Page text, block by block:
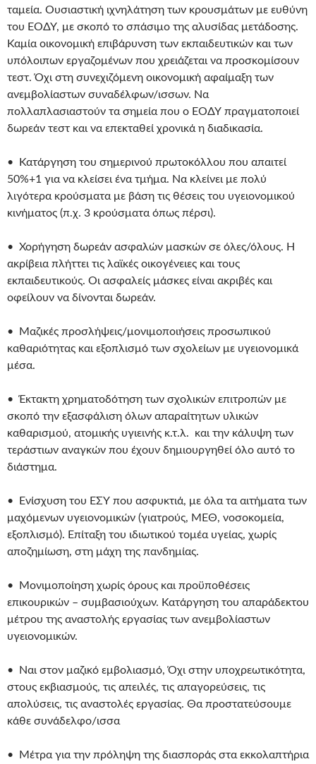
ταμεία. Ουσιαστική ιχνηλάτηση των κρουσμάτων με ευθύνη
του ΕΟΔΥ, με σκοπό το σπάσιμο της αλυσίδας μετάδοσης.
Καμία οικονομική επιβάρυνση των εκπαιδευτικών και των
υπόλοιπων εργαζομένων που χρειάζεται να προσκομίσουν
τεστ. Όχι στη συνεχιζόμενη οικονομική αφαίμαξη των
ανεμβολίαστων συναδέλφων/ισσων. Να
πολλαπλασιαστούν τα σημεία που ο ΕΟΔΥ πραγματοποιεί
δωρεάν τεστ και να επεκταθεί χρονικά η διαδικασία.
• Κατάργηση του σημερινού πρωτοκόλλου που απαιτεί
50%+1 για να κλείσει ένα τμήμα. Να κλείνει με πολύ
λιγότερα κρούσματα με βάση τις θέσεις του υγειονομικού
κινήματος (π.χ. 3 κρούσματα όπως πέρσι).
• Χορήγηση δωρεάν ασφαλών μασκών σε όλες/όλους. Η
ακρίβεια πλήττει τις λαϊκές οικογένειες και τους
εκπαιδευτικούς. Οι ασφαλείς μάσκες είναι ακριβές και
οφείλουν να δίνονται δωρεάν.
• Μαζικές προσλήψεις/μονιμοποιήσεις προσωπικού
καθαριότητας και εξοπλισμό των σχολείων με υγειονομικά
μέσα.
• Έκτακτη χρηματοδότηση των σχολικών επιτροπών με
σκοπό την εξασφάλιση όλων απαραίτητων υλικών
καθαρισμού, ατομικής υγιεινής κ.τ.λ. και την κάλυψη των
τεράστιων αναγκών που έχουν δημιουργηθεί όλο αυτό το
διάστημα.
• Ενίσχυση του ΕΣΥ που ασφυκτιά, με όλα τα αιτήματα των
μαχόμενων υγειονομικών (γιατρούς, ΜΕΘ, νοσοκομεία,
εξοπλισμό). Επίταξη του ιδιωτικού τομέα υγείας, χωρίς
αποζημίωση, στη μάχη της πανδημίας.
• Μονιμοποίηση χωρίς όρους και προϋποθέσεις
επικουρικών – συμβασιούχων. Κατάργηση του απαράδεκτου
μέτρου της αναστολής εργασίας των ανεμβολίαστων
υγειονομικών.
• Ναι στον μαζικό εμβολιασμό, Όχι στην υποχρεωτικότητα,
στους εκβιασμούς, τις απειλές, τις απαγορεύσεις, τις
απολύσεις, τις αναστολές εργασίας. Θα προστατεύσουμε
κάθε συνάδελφο/ισσα
• Μέτρα για την πρόληψη της διασποράς στα εκκολαπτήρια